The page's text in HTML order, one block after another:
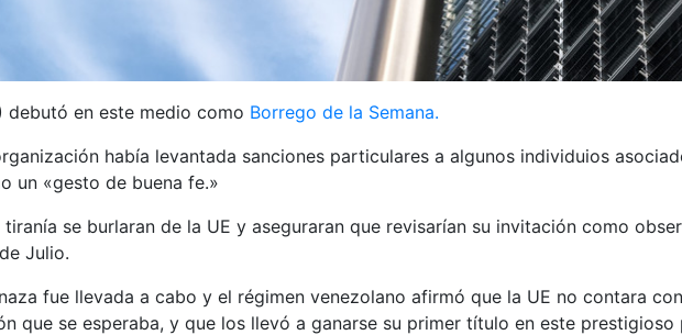
debutó en este medio como Borrego de la Semana.
había levantada sanciones particulares a algunos individuios
un «gesto de buena fe.»
se burlaran de la UE y aseguraran que revisarían su invitación como
Julio.
fue llevada a cabo y el régimen venezolano afirmó que la UE no contara
que se esperaba, y que los llevó a ganarse su primer título en este prestigioso